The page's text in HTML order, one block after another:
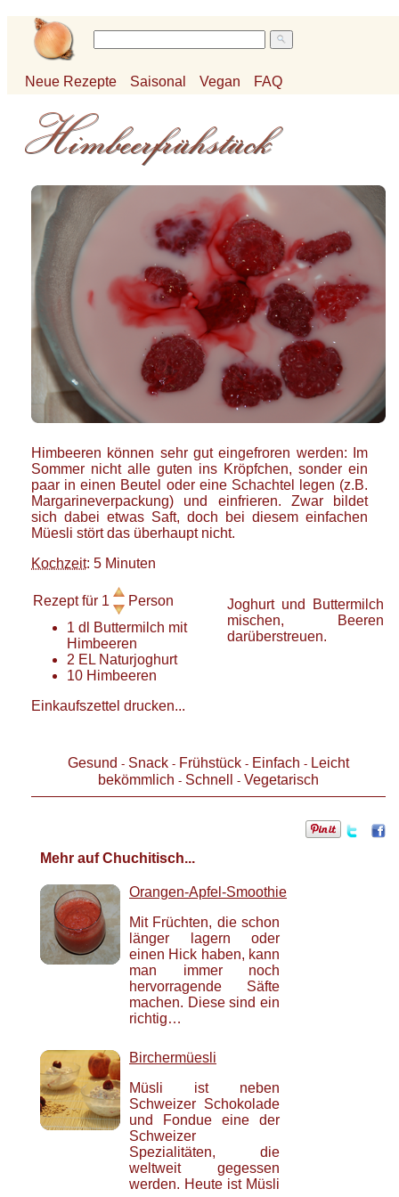
Neue Rezepte Saisonal Vegan FAQ
Himbeeren können sehr gut eingefroren werden: Im
Sommer nicht alle guten ins Kröpfchen, sonder ein
paar in einen Beutel oder eine Schachtel legen (z.B.
Margarineverpackung) und einfrieren. Zwar bildet
sich dabei etwas Saft, doch bei diesem einfachen
Müesli stört das überhaupt nicht.
Kochzeit: 5 Minuten
Rezept für 1
Person
1 dl
Buttermilch mit
Himbeeren
2 EL Naturjoghurt
10 Himbeeren
Einkaufszettel drucken...
Joghurt und Buttermilch
mischen, Beeren
darüberstreuen.
Gesund - Snack - Frühstück - Einfach - Leicht
bekömmlich - Schnell - Vegetarisch
Mehr auf Chuchitisch...
Orangen-Apfel-Smoothie
Mit Früchten, die schon
länger lagern oder
einen Hick haben, kann
man immer noch
hervorragende Säfte
machen. Diese sind ein
richtig…
Birchermüesli
Müsli ist neben
Schweizer Schokolade
und Fondue eine der
Schweizer
Spezialitäten, die
weltweit gegessen
werden. Heute ist Müsli